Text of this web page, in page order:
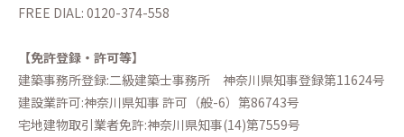
FREE DIAL: 0120-374-558
【免許登録・許可等】
建築事務所登録:二級建築士事務所 神奈川県知事登録第11624号
建設業許可:神奈川県知事 許可（般-6）第86743号
宅地建物取引業者免許:神奈川県知事(14)第7559号